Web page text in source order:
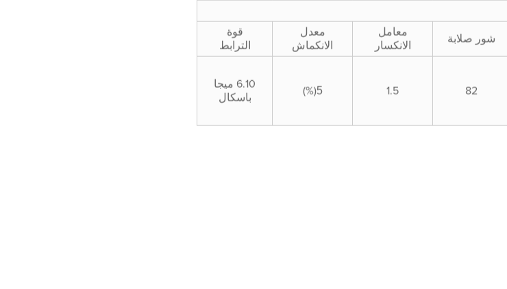
شور صلابة
معامل
الانكسار
معدل
الانكماش
قوة
الترابط
82
1.5
5
(%)
6.10 ميجا
باسكال